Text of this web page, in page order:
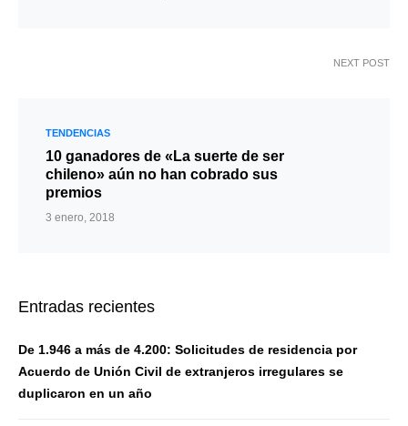
NEXT POST
TENDENCIAS
10 ganadores de «La suerte de ser
chileno» aún no han cobrado sus
premios
3 enero, 2018
Entradas recientes
De 1.946 a más de 4.200: Solicitudes de residencia por
Acuerdo de Unión Civil de extranjeros irregulares se
duplicaron en un año